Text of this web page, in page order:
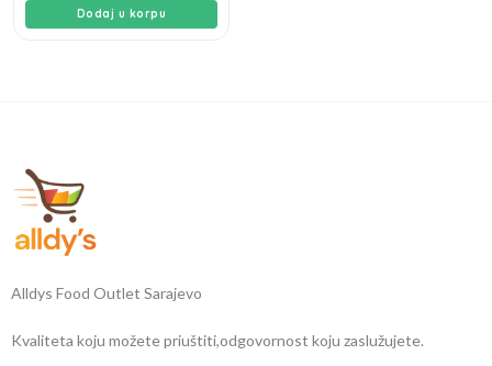
Dodaj u korpu
Alldys Food Outlet Sarajevo
Kvaliteta koju možete priuštiti,odgovornost koju zaslužujete.